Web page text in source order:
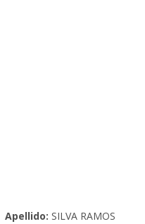
Apellido: SILVA RAMOS